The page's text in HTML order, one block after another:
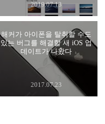
2019.07.13
해커가 아이폰을 탈취할 수도
있는 버그를 해결할 새 iOS 업
데이트가 나왔다
2017.07.23